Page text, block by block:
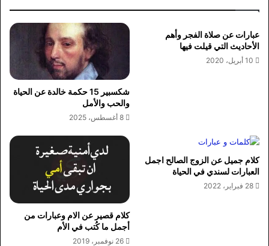
عبارات عن صلاة الفجر وأهم
الأحاديث التي قيلت فيها
10 أبريل، 2020
شكسبير 15 حكمة خالدة عن الحياة
والحب والأمل
8 أغسطس، 2025
كلام جميل عن الزوج الصالح اجمل
العبارات لسندي في الحياة
28 فبراير، 2022
كلام قصير عن الام وعبارات من
أجمل ما كُتب في الأم
26 نوفمبر، 2019